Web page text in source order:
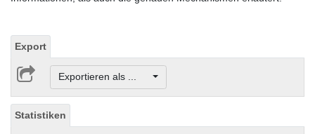
Export
Exportieren als ...
Statistiken